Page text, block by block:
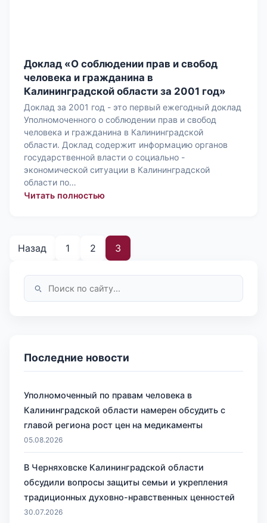
Доклад «О соблюдении прав и свобод
человека и гражданина в
Калининградской области за 2001 год»
Доклад за 2001 год - это первый ежегодный доклад
Уполномоченного о соблюдении прав и свобод
человека и гражданина в Калининградской
области. Доклад содержит информацию органов
государственной власти о социально -
экономической ситуации в Калининградской
области по…
Читать полностью: Доклад «О соблюдении прав и
Назад 1 2 3
Последние новости
Уполномоченный по правам человека в
Калининградской области намерен обсудить с
главой региона рост цен на медикаменты
05.08.2026
В Черняховске Калининградской области
обсудили вопросы защиты семьи и укрепления
традиционных духовно-нравственных ценностей
30.07.2026